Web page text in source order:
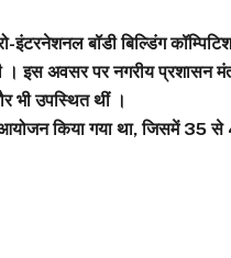
बॉडी बिल्डिंग
अवसर पर नगरीय प्रशासन
भी उपस्थित थीं ।
किया गया था, जिसमें 35 से